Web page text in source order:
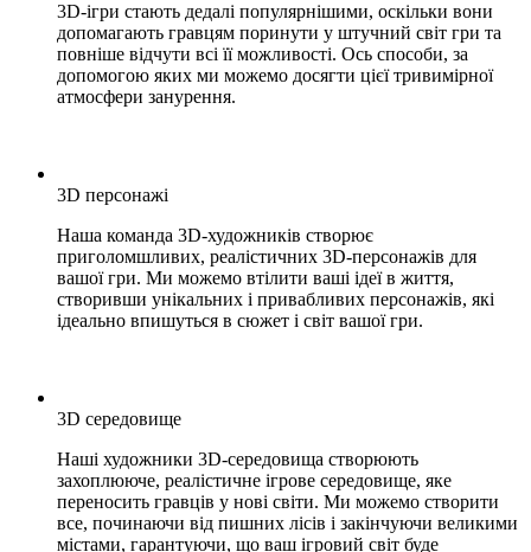
3D-ігри стають дедалі популярнішими, оскільки вони
допомагають гравцям поринути у штучний світ гри та
повніше відчути всі її можливості. Ось способи, за
допомогою яких ми можемо досягти цієї тривимірної
атмосфери занурення.
3D персонажі
Наша команда 3D-художників створює
приголомшливих, реалістичних 3D-персонажів для
вашої гри. Ми можемо втілити ваші ідеї в життя,
створивши унікальних і привабливих персонажів, які
ідеально впишуться в сюжет і світ вашої гри.
3D середовище
Наші художники 3D-середовища створюють
захоплююче, реалістичне ігрове середовище, яке
переносить гравців у нові світи. Ми можемо створити
все, починаючи від пишних лісів і закінчуючи великими
містами, гарантуючи, що ваш ігровий світ буде